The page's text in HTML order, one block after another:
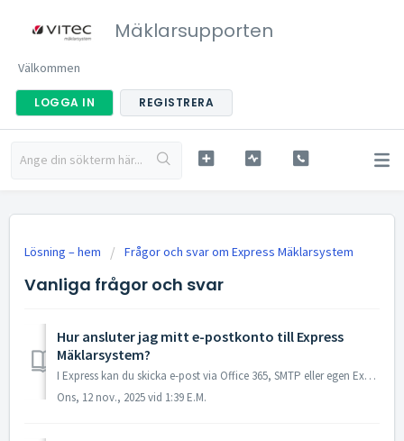
Mäklarsupporten
Välkommen
LOGGA IN REGISTRERA
Lösning – hem Frågor och svar om Express Mäklarsystem
Vanliga frågor och svar
Hur ansluter jag mitt e-postkonto till Express
Mäklarsystem?
I Express kan du skicka e-post via Office 365, SMTP eller egen Exchange-server. Vitec rekommenderar Office 365, som ger bäst synkronisering och stöd för kal...
Ons, 12 nov., 2025 vid 1:39 E.M.